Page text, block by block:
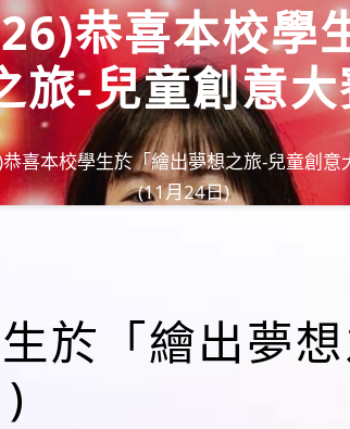
恭喜本校學
旅-兒童創意
得銀獎(11月
喜本校學生於「繪出夢想之旅-兒童創意
(11月24日)
於「繪出夢